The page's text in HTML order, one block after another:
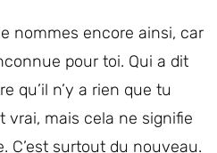
nommes encore ainsi, car
pour toi. Qui a dit
qu’il n’y a rien que tu
vrai, mais cela ne signifie
C’est surtout du nouveau.